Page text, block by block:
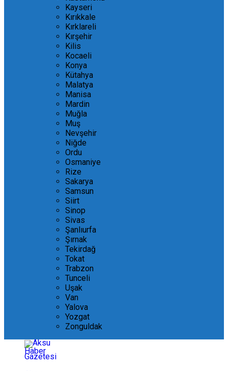
Kayseri
Kırıkkale
Kırklareli
Kırşehir
Kilis
Kocaeli
Konya
Kütahya
Malatya
Manisa
Mardin
Muğla
Muş
Nevşehir
Niğde
Ordu
Osmaniye
Rize
Sakarya
Samsun
Siirt
Sinop
Sivas
Şanlıurfa
Şırnak
Tekirdağ
Tokat
Trabzon
Tunceli
Uşak
Van
Yalova
Yozgat
Zonguldak